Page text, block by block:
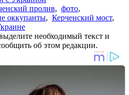
пролив, фото,
оккупанты, Керченский мост,
необходимый текст и
об этом редакции.